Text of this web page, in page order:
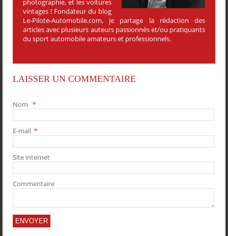
photographie, et les voitures
vintages ! Fondateur du blog
Le-Pilote-Automobile.com, je partage la rédaction des
articles avec plusieurs auteurs passionnés et/ou pratiquants
du sport automobile amateurs et professionnels.
LAISSER UN COMMENTAIRE
Nom *
E-mail *
Site internet
Commentaire